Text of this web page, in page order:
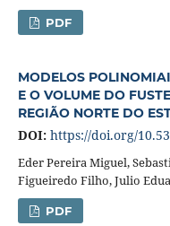
PDF
MODELOS
E O VOLUME DO
REGIÃO NORTE DO
DOI: https://doi.org/
Eder Pereira Miguel,
Figueiredo Filho, Julio
PDF